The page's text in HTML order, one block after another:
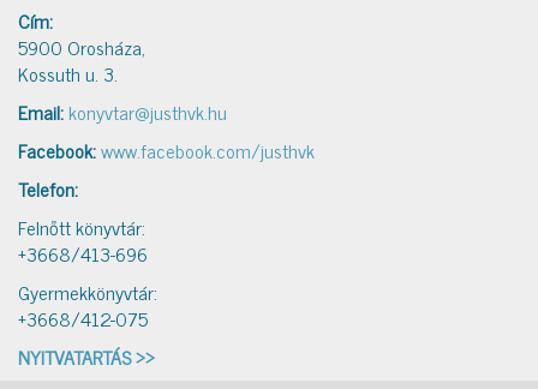
Cím:
5900 Orosháza,
Kossuth u. 3.
Email:konyvtar@justhvk.hu
Facebook:www.facebook.com/justhvk
Telefon:
Felnőtt könyvtár:
+3668/413-696
Gyermekkönyvtár:
+3668/412-075
NYITVATARTÁS >>